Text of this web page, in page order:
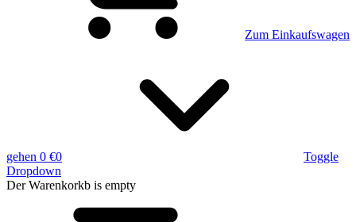
Zum Einkaufswagen
gehen 0 €0
Toggle
Dropdown
Der Warenkorkb is empty